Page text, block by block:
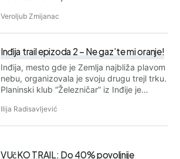
Veroljub Zmijanac
Inđija trail epizoda 2 – Ne gaz’te mi oranje!
Inđija, mesto gde je Zemlja najbliža plavom
nebu, organizovala je svoju drugu trejl trku.
Planinski klub “Železničar” iz Inđije je…
Ilija Radisavljević
VUčKO TRAIL: Do 40% povoljnije